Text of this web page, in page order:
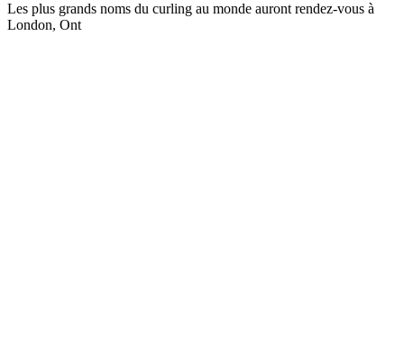
Les plus grands noms du curling au monde auront rendez-vous à
London, Ont